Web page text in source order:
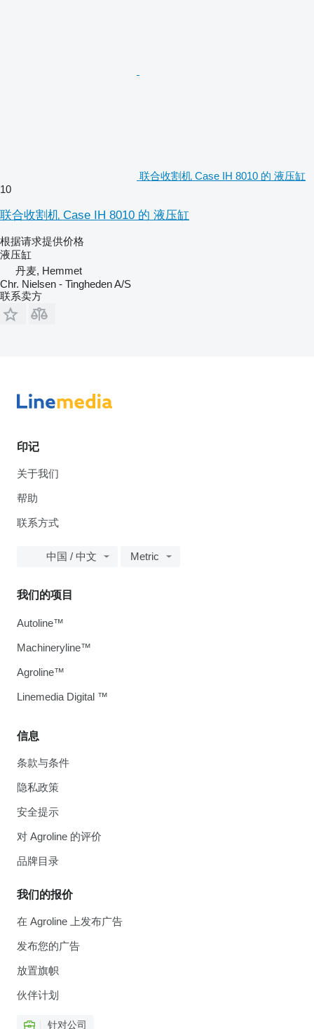
联合收割机 Case IH 8010 的 液压缸
10
联合收割机 Case IH 8010 的 液压缸
根据请求提供价格
液压缸
丹麦, Hemmet
Chr. Nielsen - Tingheden A/S
联系卖方
印记
关于我们
帮助
联系方式
中国 / 中文 Metric
信息
条款与条件
隐私政策
安全提示
对 Agroline 的评价
品牌目录
我们的报价
在 Agroline 上发布广告
发布您的广告
放置旗帜
伙伴计划
针对公司
我们的项目
Autoline™
Machineryline™
Agroline™
Linemedia Digital ™